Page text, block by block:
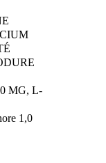
MG, L-
1,0